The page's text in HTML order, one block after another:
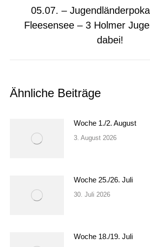
Nächster
Beitrag:
05.07. –
Fleesensee – 3 Holmer
dabei!
Ähnliche Beiträge
Woche 1./2. August
3. August 2026
Woche 25./26. Juli
30. Juli 2026
Woche 18./19. Juli